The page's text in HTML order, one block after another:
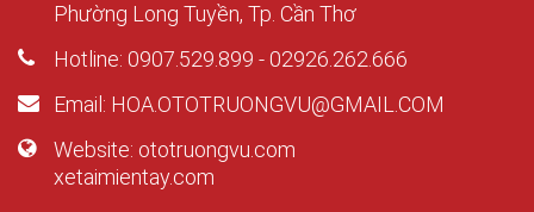
Phường Long Tuyền, Tp. Cần Thơ
Hotline: 0907.529.899 - 02926.262.666
Email: HOA.OTOTRUONGVU@GMAIL.COM
Website: ototruongvu.com
xetaimientay.com